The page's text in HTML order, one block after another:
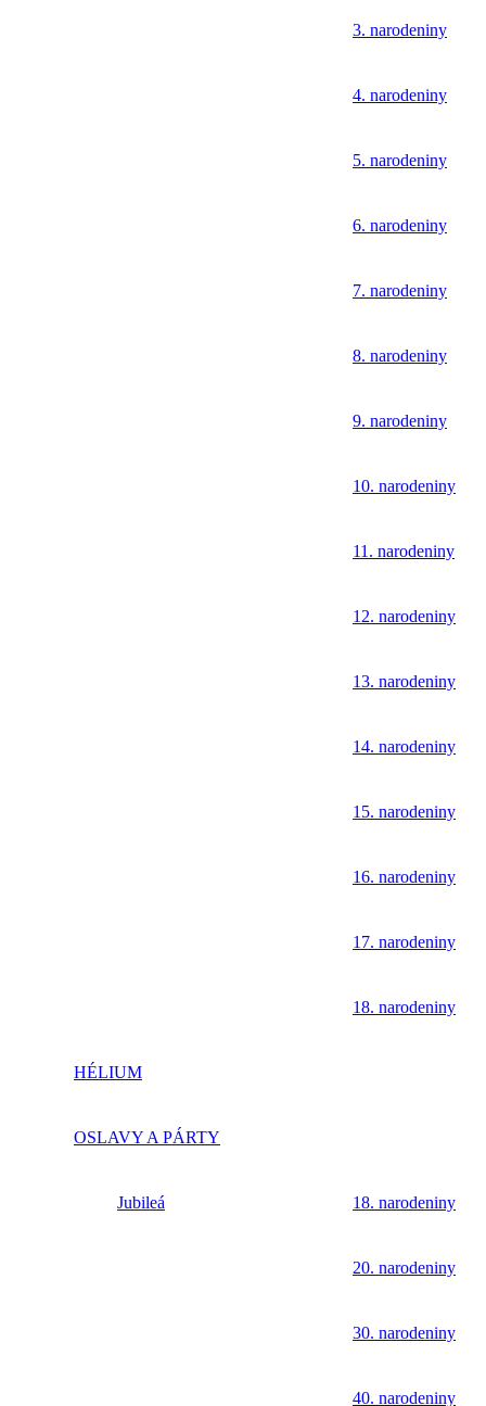
3. narodeniny
4. narodeniny
5. narodeniny
6. narodeniny
7. narodeniny
8. narodeniny
9. narodeniny
10. narodeniny
11. narodeniny
12. narodeniny
13. narodeniny
14. narodeniny
15. narodeniny
16. narodeniny
17. narodeniny
18. narodeniny
HÉLIUM
OSLAVY A PÁRTY
Jubileá 18. narodeniny
20. narodeniny
30. narodeniny
40. narodeniny